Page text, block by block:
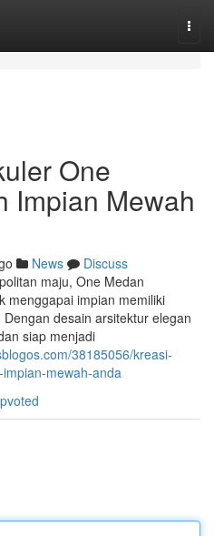
One
Impian Mewah
News
Discuss
maju, One Medan
menggapai impian memiliki
desain arsitektur elegan
siap menjadi
38185056/kreasi-
mewah-anda